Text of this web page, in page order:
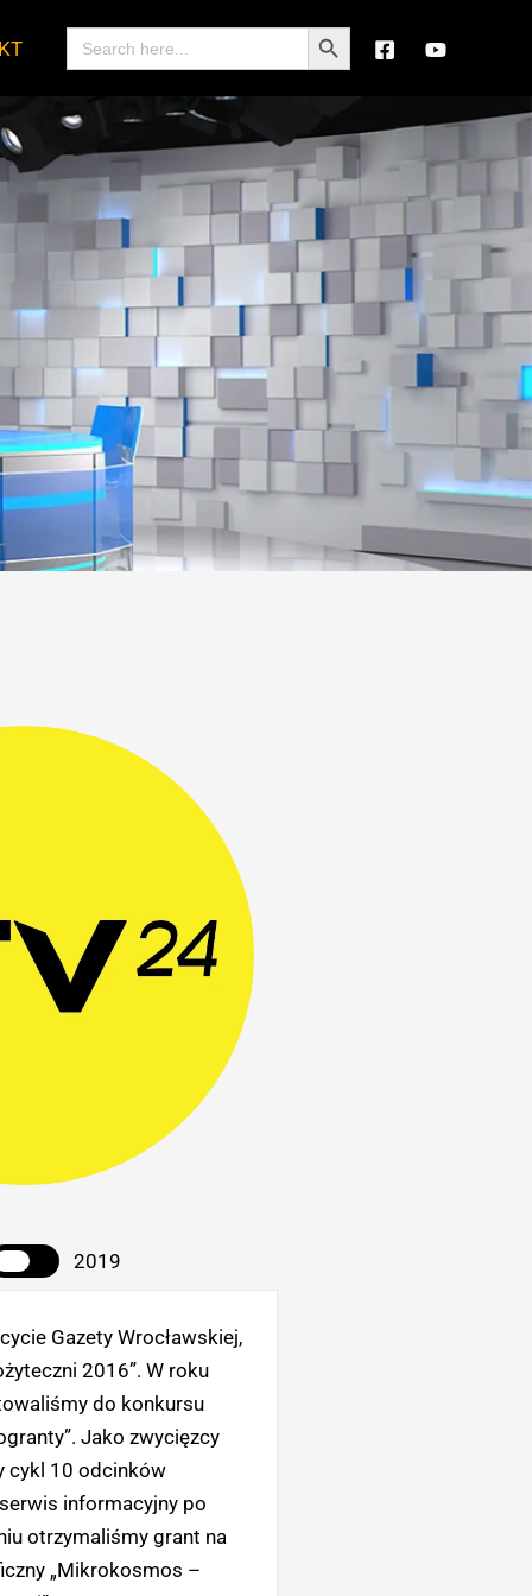
Search
for:
Search Button
2019
Gazety Wrocławskiej,
2016”. W roku
do konkursu
Jako zwycięzcy
cykl 10 odcinków
informacyjny po
otrzymaliśmy grant na
„Mikrokosmos –